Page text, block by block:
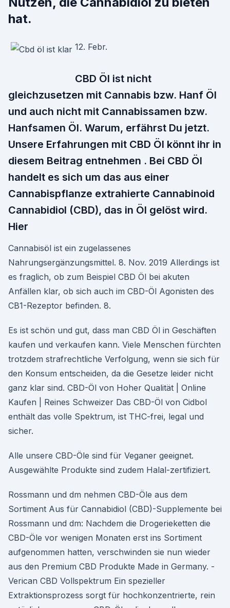
hat.
12. Febr.
CBD Öl ist nicht
gleichzusetzen mit Cannabis bzw. Hanf Öl
und auch nicht mit Cannabissamen bzw.
Hanfsamen Öl. Warum, erfährst Du jetzt.
Unsere Erfahrungen mit CBD Öl könnt ihr in
diesem Beitrag entnehmen . Bei CBD Öl
handelt es sich um das aus einer
Cannabispflanze extrahierte Cannabinoid
Cannabidiol (CBD), das in Öl gelöst wird.
Hier
Cannabisöl ist ein zugelassenes
Nahrungsergänzungsmittel. 8. Nov. 2019 Allerdings ist
es fraglich, ob zum Beispiel CBD Öl bei akuten
Anfällen klar, ob sich auch im CBD-Öl Agonisten des
CB1-Rezeptor befinden. 8.
Es ist schön und gut, dass man CBD Öl in Geschäften
kaufen und verkaufen kann. Viele Menschen fürchten
trotzdem strafrechtliche Verfolgung, wenn sie sich für
den Konsum entscheiden, da die Gesetze leider nicht
ganz klar sind. CBD-Öl von Hoher Qualität | Online
Kaufen | Reines Schweizer Das CBD-Öl von Cidbol
enthält das volle Spektrum, ist THC-frei, legal und
sicher.
Alle unsere CBD-Öle sind für Veganer geeignet.
Ausgewählte Produkte sind zudem Halal-zertifiziert.
Rossmann und dm nehmen CBD-Öle aus dem
Sortiment Aus für Cannabidiol (CBD)-Supplemente bei
Rossmann und dm: Nachdem die Drogerieketten die
CBD-Öle vor wenigen Monaten erst ins Sortiment
aufgenommen hatten, verschwinden sie nun wieder
aus den Premium CBD Produkte Made in Germany. -
Verican CBD Vollspektrum Ein spezieller
Extraktionsprozess sorgt für hochkonzentrierte, rein